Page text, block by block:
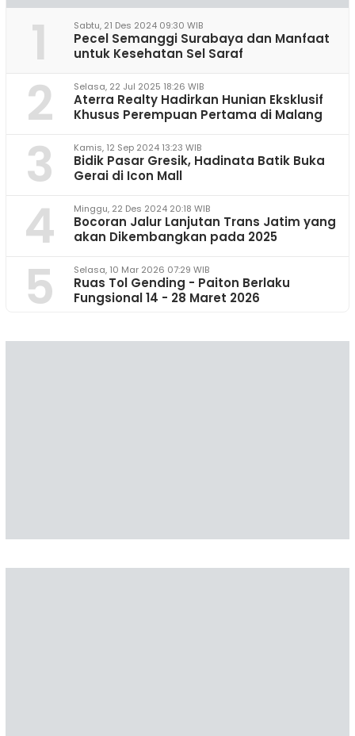
1 Sabtu, 21 Des 2024 09:30 WIB
Pecel Semanggi Surabaya dan Manfaat
untuk Kesehatan Sel Saraf
2 Selasa, 22 Jul 2025 18:26 WIB
Aterra Realty Hadirkan Hunian Eksklusif
Khusus Perempuan Pertama di Malang
3 Kamis, 12 Sep 2024 13:23 WIB
Bidik Pasar Gresik, Hadinata Batik Buka
Gerai di Icon Mall
4 Minggu, 22 Des 2024 20:18 WIB
Bocoran Jalur Lanjutan Trans Jatim yang
akan Dikembangkan pada 2025
5 Selasa, 10 Mar 2026 07:29 WIB
Ruas Tol Gending - Paiton Berlaku
Fungsional 14 - 28 Maret 2026